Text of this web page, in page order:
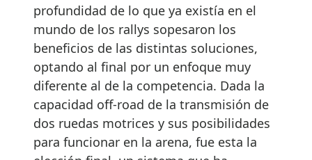
profundidad de lo que ya existía en el
mundo de los rallys sopesaron los
beneficios de las distintas soluciones,
optando al final por un enfoque muy
diferente al de la competencia. Dada la
capacidad off-road de la transmisión de
dos ruedas motrices y sus posibilidades
para funcionar en la arena, fue esta la